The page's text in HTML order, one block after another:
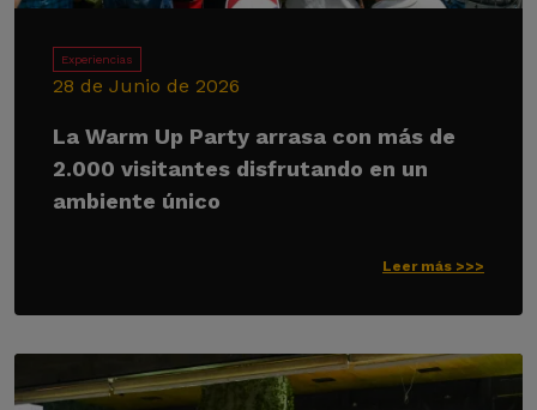
Experiencias
28 de Junio de 2026
La Warm Up Party arrasa con más de
2.000 visitantes disfrutando en un
ambiente único
Leer más >>>